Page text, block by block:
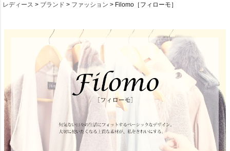
レディース ブランド ファッション Filomo［フィローモ］